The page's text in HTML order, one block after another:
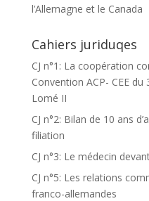
l’Allemagne et le Canada
Cahiers juriduqes
CJ n°1: La coopération
Convention ACP- CEE
Lomé II
CJ n°2: Bilan de 10 ans
filiation
CJ n°3: Le médecin
CJ n°5: Les relations
franco-allemandes